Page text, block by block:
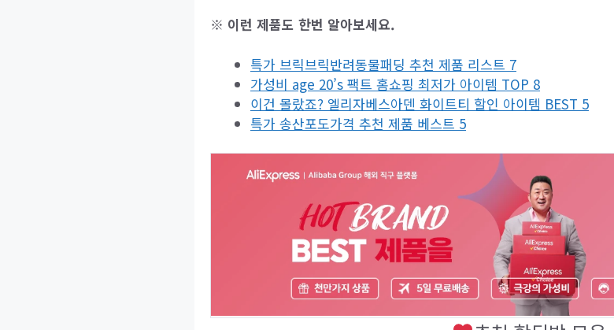
※ 이런 제품도 한번 알아보세요.
특가 브릭브릭반려동물패딩 추천 제품 리스트 7
가성비 age 20’s 팩트 홈쇼핑 최저가 아이템 TOP 8
이건 몰랐죠? 엘리자베스아덴 화이트티 할인 아이템 BEST 5
특가 송산포도가격 추천 제품 베스트 5